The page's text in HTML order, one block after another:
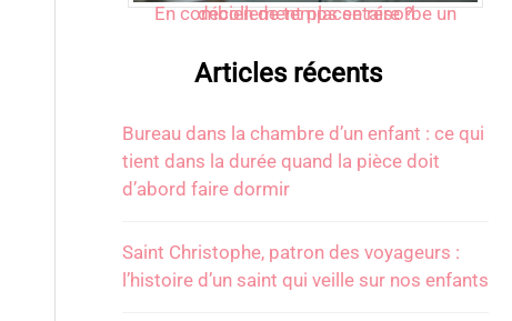
En combien de temps se résorbe un décollement placentaire ?
Articles récents
Bureau dans la chambre d’un enfant : ce qui
tient dans la durée quand la pièce doit
d’abord faire dormir
Saint Christophe, patron des voyageurs :
l’histoire d’un saint qui veille sur nos enfants